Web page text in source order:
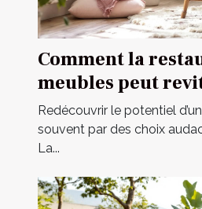
Comment la
meubles peut
intérieur ?
Redécouvrir le potentiel
souvent par des choix
La...